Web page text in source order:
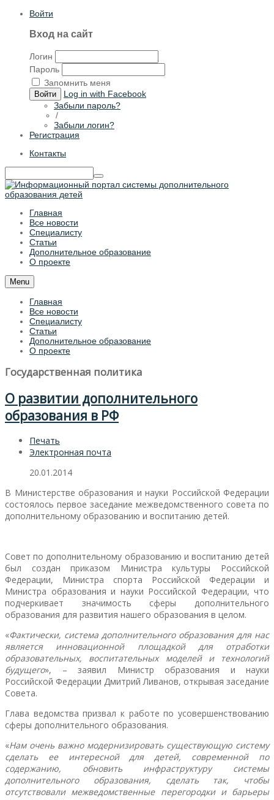
Войти
Вход на сайт
Логин
Пароль
Запомнить меня
Войти
Log in with Facebook
Забыли пароль?
/
Забыли логин?
Регистрация
Контакты
Главная
Все новости
Специалисту
Статьи
Дополнительное образование
О проекте
Menu
Главная
Все новости
Специалисту
Статьи
Дополнительное образование
О проекте
Государственная политика
О развитии дополнительного
образования в РФ
Печать
Электронная почта
20.01.2014
В Министерстве образования и науки Российской Федерации
состоялось первое заседание межведомственного совета по
дополнительному образованию и воспитанию детей.
Совет по дополнительному образованию и воспитанию детей
был создан приказом Министра культуры Российской
Федерации, Министра спорта Российской Федерации и
Министра образования и науки Российской Федерации, что
подчеркивает значимость сферы дополнительного
образования для развития нашего образования в целом.
«Фактически, система дополнительного образования для нас
является инновационной площадкой для отработки
образовательных, воспитательных моделей и технологий
будущего», – заявил Министр образования и науки
Российской Федерации Дмитрий Ливанов, открывая заседание
Совета.
Глава ведомства призвал к работе по усовершенствованию
сферы дополнительного образования.
«Нам очень важно модернизировать существующую систему
сделать ее интересной для детей, современной по
содержанию, обновить инфраструктуру системы
дополнительного образования, сделать так, чтобы
отсутствовали межведомственные перегородки и барьеры